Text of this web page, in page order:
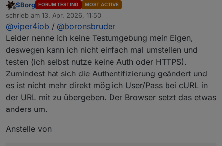
@sborg
Also hab mal noch ein bischen getestet. Ab
3.0.6 mit der Authentifizierung über user und
password funktionieren die cURL-Aufrufe (so)
nicht mehr.
zum Beispiel friert ein.
Kann ich so bestätigen. Seit dem Upgrade des
iobroker SimpleAPI Adapters von 2.x auf 3.0.7
funktioniert die Authentifizierung nicht mehr. Ich
habe sie dann im Adapter deaktiviert und es
funktionierte dann erst mal alles wieder.
Offline
SBorg FORUM TESTING MOST ACTIVE
schrieb am 13. Apr. 2026, 11:50
zuletzt editiert von
@viper4iob / @boronsbruder
Leider nenne ich keine Testumgebung mein Eigen,
deswegen kann ich nicht einfach mal umstellen und
testen (ich selbst nutze keine Auth oder HTTPS).
Zumindest hat sich die Authentifizierung geändert und
es ist nicht mehr direkt möglich User/Pass bei cURL in
der URL mit zu übergeben. Der Browser setzt das etwas
anders um.
Anstelle von